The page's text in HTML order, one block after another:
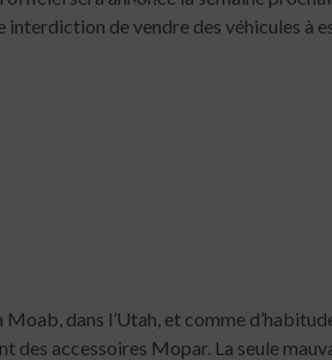
5 min read
de vendre des véhicules à
dans l’Utah, et comme
accessoires Mopar. La seule